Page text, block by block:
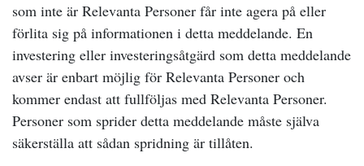
som inte är Relevanta Personer får inte agera på eller
förlita sig på informationen i detta meddelande. En
investering eller investeringsåtgärd som detta meddelande
avser är enbart möjlig för Relevanta Personer och
kommer endast att fullföljas med Relevanta Personer.
Personer som sprider detta meddelande måste själva
säkerställa att sådan spridning är tillåten.